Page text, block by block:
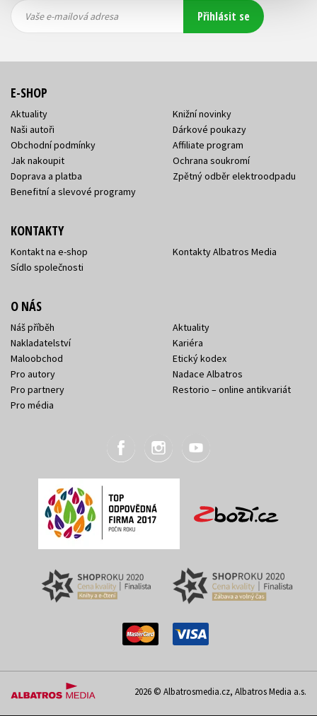
mailová
mailová
Vaše e-mailová adresa Přihlásit se
E-SHOP
Aktuality
Naši autoři
Obchodní podmínky
Jak nakoupit
Doprava a platba
Benefitní a slevové programy
Knižní novinky
Dárkové poukazy
Affiliate program
Ochrana soukromí
Zpětný odběr elektroodpadu
KONTAKTY
Kontakt na e-shop
Sídlo společnosti
Kontakty Albatros Media
O NÁS
Náš příběh
Nakladatelství
Maloobchod
Pro autory
Pro partnery
Pro média
Aktuality
Kariéra
Etický kodex
Nadace Albatros
Restorio – online antikvariát
2026 © Albatrosmedia.cz, Albatros Media a.s.